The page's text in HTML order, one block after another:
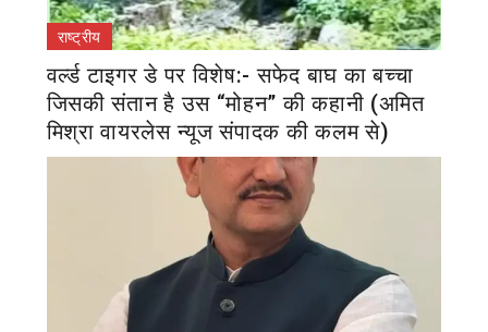
राष्ट्रीय
वर्ल्ड टाइगर डे पर विशेष:- सफेद बाघ का बच्चा
जिसकी संतान है उस “मोहन” की कहानी (अमित
मिश्रा वायरलेस न्यूज संपादक की कलम से)